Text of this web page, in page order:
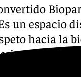
Es un espacio
hacia la
capaz